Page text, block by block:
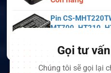
Pin CS-
MT700, HT210,
Còn hàng
Gọi tư
Chúng tôi sẽ gọi lại